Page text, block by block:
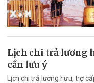
Lịch chi trả lương
cần lưu ý
Lịch chi trả lương hưu, trợ